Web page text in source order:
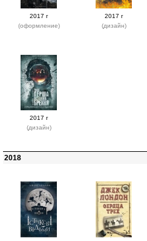
2017 г
(оформление)
2017 г
(дизайн)
2017 г
(дизайн)
2018